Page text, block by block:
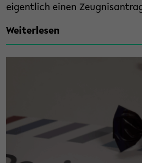
eigentlich einen
Weiterlesen